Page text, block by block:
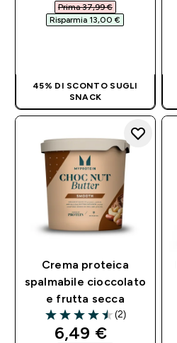
Prima 37,99 €‎
Risparmia 13,00 €‎
45% DI SCONTO SUGLI
SNACK
Crema proteica
spalmabile cioccolato
e frutta secca
4.5 out of 5 stars
(2)
discounted price
6,49 €‎